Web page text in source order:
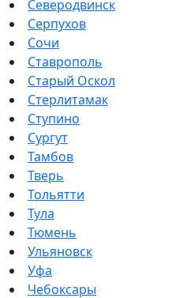
Северодвинск
Серпухов
Сочи
Ставрополь
Старый Оскол
Стерлитамак
Ступино
Сургут
Тамбов
Тверь
Тольятти
Тула
Тюмень
Ульяновск
Уфа
Чебоксары